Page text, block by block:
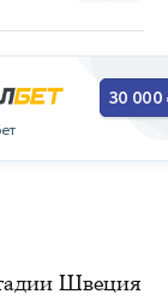
30 000
Швеция